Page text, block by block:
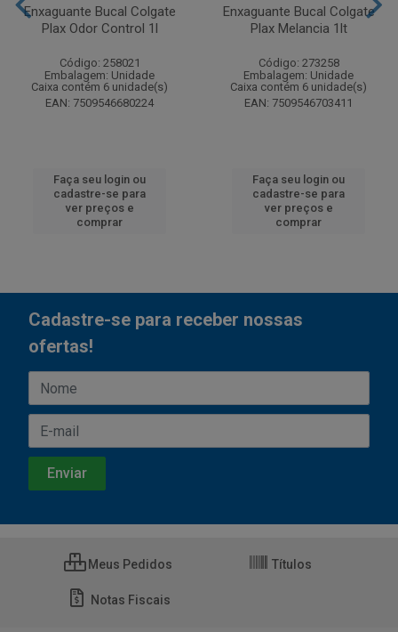
Enxaguante Bucal Colgate
Plax Odor Control 1l
Código: 258021
Embalagem: Unidade
Caixa contém 6 unidade(s)
EAN: 7509546680224
Faça seu login ou
cadastre-se para
ver preços e
comprar
Enxaguante Bucal Colgate
Plax Melancia 1lt
Código: 273258
Embalagem: Unidade
Caixa contém 6 unidade(s)
EAN: 7509546703411
Faça seu login ou
cadastre-se para
ver preços e
comprar
Cadastre-se para receber nossas
ofertas!
Meus Pedidos Títulos
Notas Fiscais